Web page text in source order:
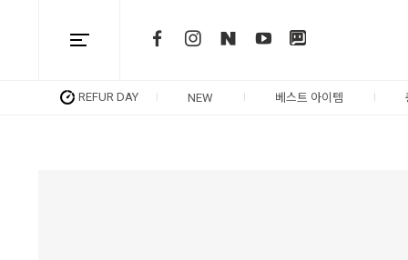
REFUR DAY NEW 베스트 아이템